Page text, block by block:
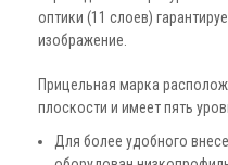
оптики (11 слоев)
изображение.
Прицельная марка
плоскости и имеет пять
Для более удобного